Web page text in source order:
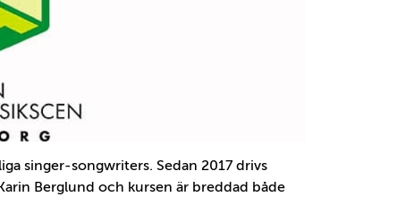
singer-songwriters. Sedan 2017 drivs
Berglund och kursen är breddad både